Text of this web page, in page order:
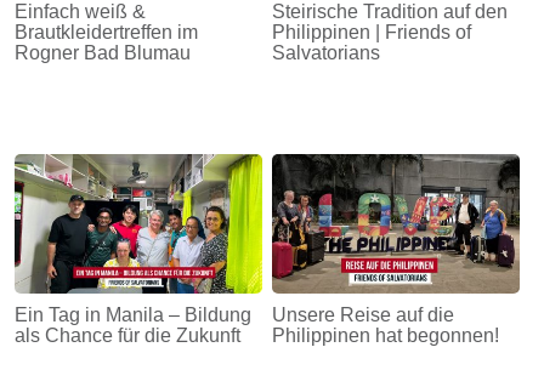
Einfach weiß &
Brautkleidertreffen im
Rogner Bad Blumau
Steirische Tradition auf den
Philippinen | Friends of
Salvatorians
Ein Tag in Manila – Bildung
als Chance für die Zukunft
Unsere Reise auf die
Philippinen hat begonnen!